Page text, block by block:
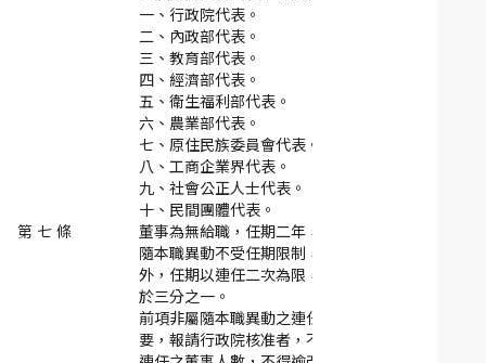
一、 行政院代表。
二、 內政部代表。
三、 教育部代表。
四、 經濟部代表。
五、 衛生福利部代表。
六、 農業部代表。
七、 原住民族委員會代表。
八、 工商企業界代表。
九、 社會公正人士代表。
十、 民間團體代表。
第 七 條
董事為無給職，任期二年，除由公務人員兼任，
隨本職異動不受任期限制，或法律另有規定者
外，任期以連任二次為限，任一性別比例不得低
於三分之一。
前項非屬隨本職異動之連任限制，因業務特殊需
要，報請行政院核准者，不在此限。